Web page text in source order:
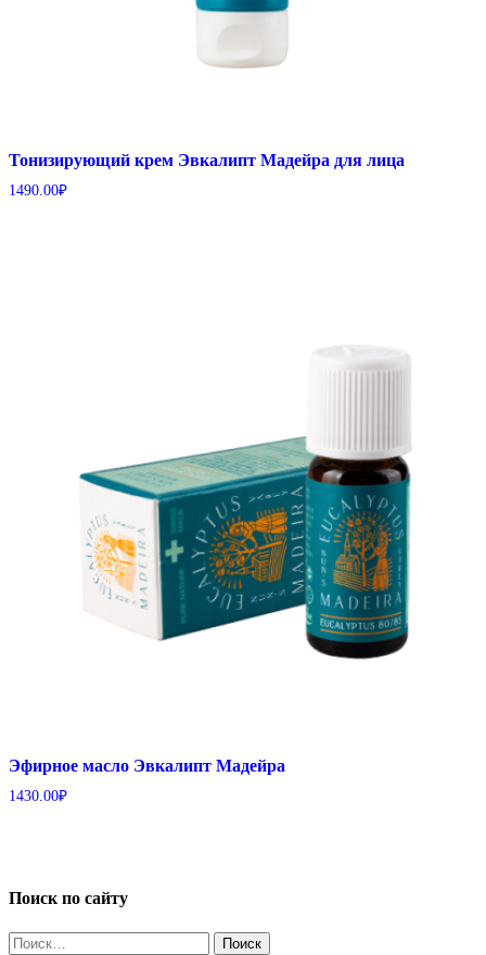
Тонизирующий крем Эвкалипт Мадейра для лица
1490.00₽
Эфирное масло Эвкалипт Мадейра
1430.00₽
Поиск по сайту
Найти: